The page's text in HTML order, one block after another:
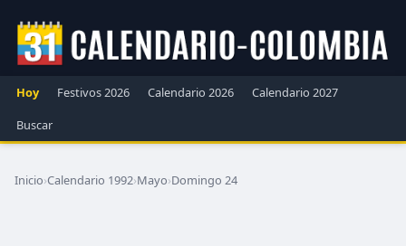
Hoy Festivos 2026 Calendario 2026
Calendario 2027
Buscar
Inicio›Calendario 1992›Mayo›Domingo 24